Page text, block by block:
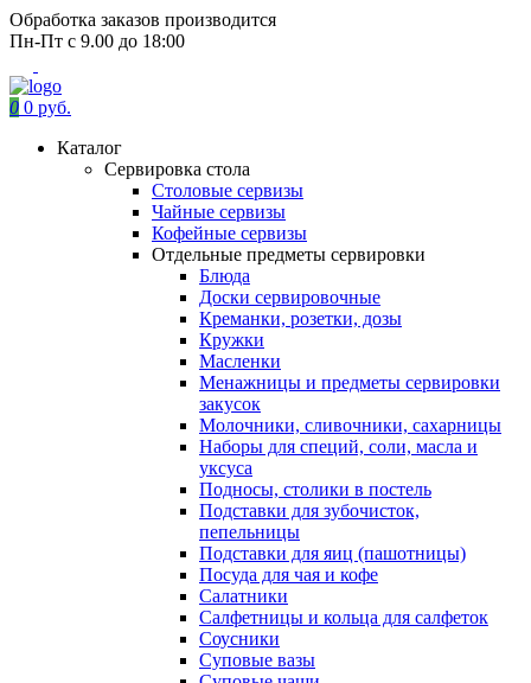
Обработка заказов производится
Пн-Пт с 9.00 до 18:00
0 0 руб.
Каталог
Сервировка стола
Столовые сервизы
Чайные сервизы
Кофейные сервизы
Отдельные предметы сервировки
Блюда
Доски сервировочные
Креманки, розетки, дозы
Кружки
Масленки
Менажницы и предметы сервировки
закусок
Молочники, сливочники, сахарницы
Наборы для специй, соли, масла и
уксуса
Подносы, столики в постель
Подставки для зубочисток,
пепельницы
Подставки для яиц (пашотницы)
Посуда для чая и кофе
Салатники
Салфетницы и кольца для салфеток
Соусники
Суповые вазы